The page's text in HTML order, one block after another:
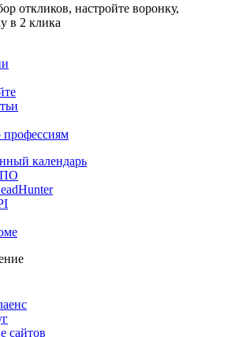
откликов, настройте воронку,
в 2 клика
календарь
ПО
сайтов